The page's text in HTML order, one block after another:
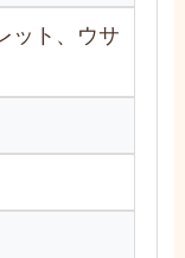
ット、ウサ